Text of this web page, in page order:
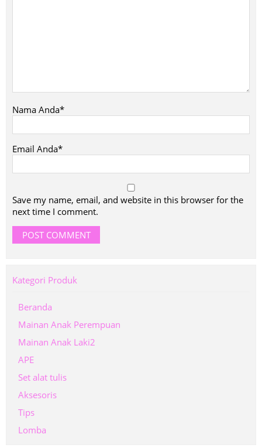
Nama Anda*
Email Anda*
Save my name, email, and website in this browser for the
next time I comment.
Kategori Produk
Beranda
Mainan Anak Perempuan
Mainan Anak Laki2
APE
Set alat tulis
Aksesoris
Tips
Lomba